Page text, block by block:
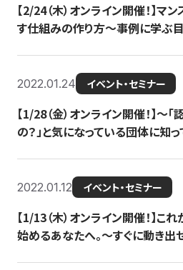
【2/24（木）オンライン開催！】マ
す仕組みの作り方〜事例に学ぶ
2022.01.24 イベント・セミナー
【1/28（金）オンライン開催！】〜
の？」と気になっている団体に知
2022.01.12 イベント・セミナー
【1/13（木）オンライン開催！】こ
始めるあなたへ。〜すぐに動き出